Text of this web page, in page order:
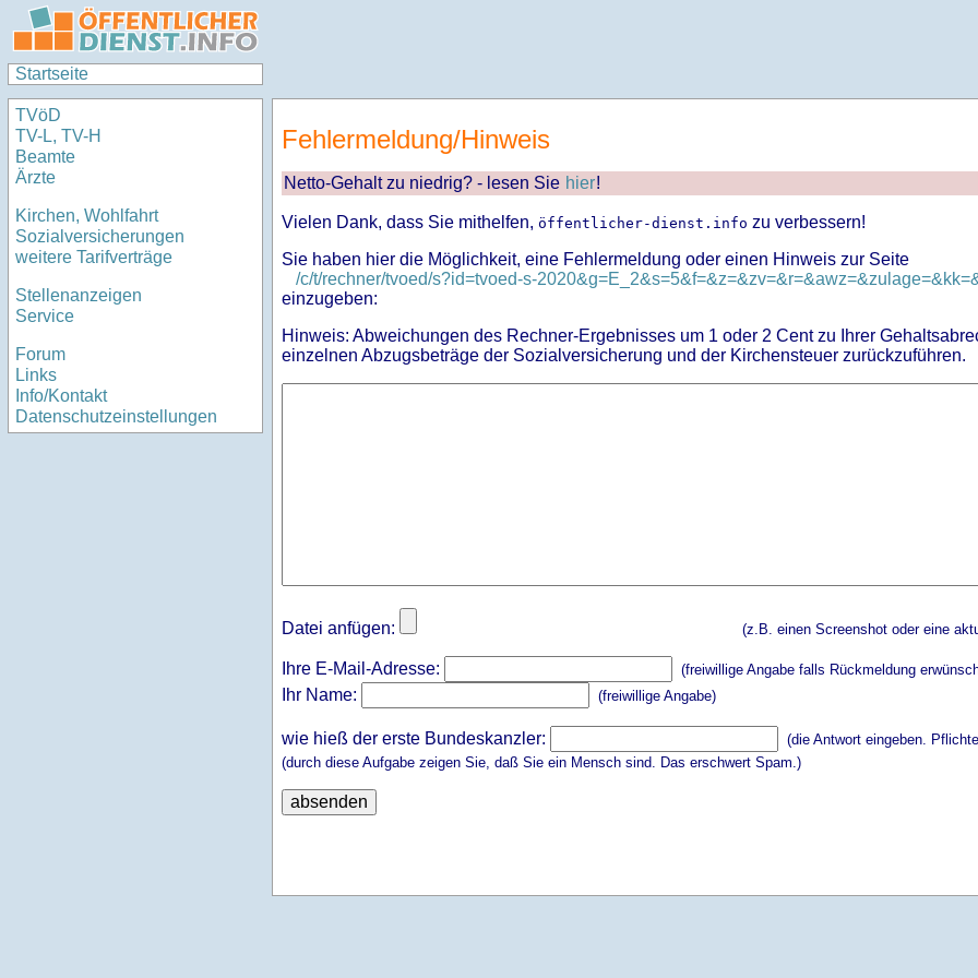
Startseite
TVöD
TV-L, TV-H
Beamte
Ärzte
Kirchen, Wohlfahrt
Sozialversicherungen
weitere Tarifverträge
Stellenanzeigen
Service
Forum
Links
Info/Kontakt
Datenschutzeinstellungen
Fehlermeldung/Hinweis
Netto-Gehalt zu niedrig? - lesen Sie hier!
Vielen Dank, dass Sie mithelfen, öffentlicher-dienst.info zu verbessern!
Sie haben hier die Möglichkeit, eine Fehlermeldung oder einen Hinweis zur Seite
/c/t/rechner/tvoed/s?id=tvoed-s-
einzugeben:
Hinweis: Abweichungen des Rechner-Ergebnisses um 1 oder 2 Cent zu Ihrer
einzelnen Abzugsbeträge der Sozialversicherung und der Kirchensteuer zurückzuführen.
Datei anfügen: (z.B. einen Screenshot oder eine
Ihre E-Mail-Adresse: (freiwillige Angabe falls Rückmeldung
Ihr Name: (freiwillige Angabe)
wie hieß der erste Bundeskanzler:
(die Antwort eingeben.
(durch diese Aufgabe zeigen Sie, daß Sie ein Mensch sind. Das erschwert Spam.)